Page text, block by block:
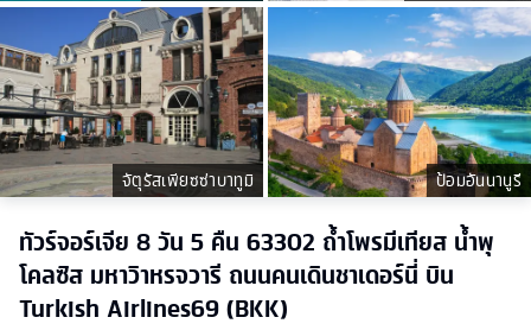
จัตุรัสเพียซซ่าบาทูมิ ป้อมอันนานูรี
ทัวร์จอร์เจีย 8 วัน 5 คืน 63302 ถ้ำโพรมีเทียส น้ำพุ
โคลซิส มหาวิาหรจวารี ถนนคนเดินชาเดอร์นี่ บิน
Turkish Airlines69 (BKK)